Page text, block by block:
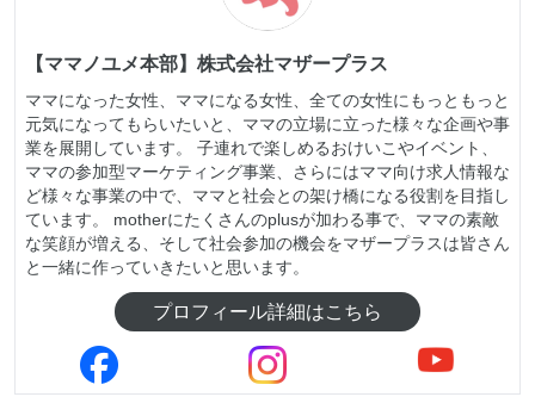
【ママノユメ本部】株式会社マザープラス
ママになった女性、ママになる女性、全ての女性にもっともっと
元気になってもらいたいと、ママの立場に立った様々な企画や事
業を展開しています。 子連れで楽しめるおけいこやイベント、
ママの参加型マーケティング事業、さらにはママ向け求人情報な
ど様々な事業の中で、ママと社会との架け橋になる役割を目指し
ています。 motherにたくさんのplusが加わる事で、ママの素敵
な笑顔が増える、そして社会参加の機会をマザープラスは皆さん
と一緒に作っていきたいと思います。
プロフィール詳細はこちら